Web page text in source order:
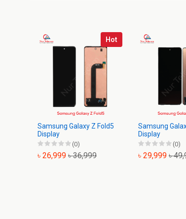
Hot
Samsung Galaxy Z Fold5
Display
(0)
৳ 26,999 ৳ 36,999
Samsung
Display
(0)
৳ 29,999 ৳